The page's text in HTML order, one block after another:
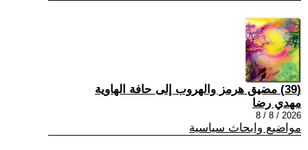
(39) مضيق هرمز والهروب إلى حافة الهاوية
مهدي رضا
2026 / 8 / 8
مواضيع وابحاث سياسية